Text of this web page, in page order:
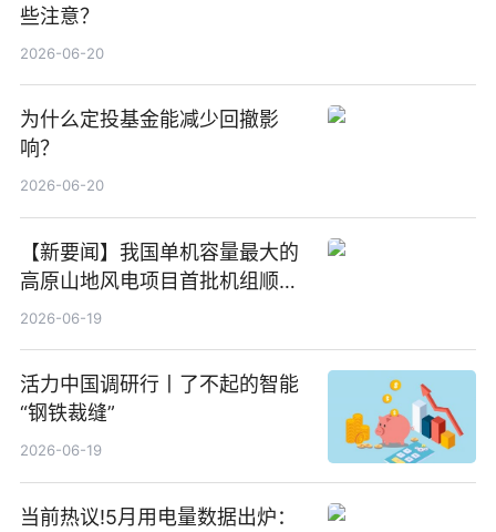
些注意？
2026-06-20
为什么定投基金能减少回撤影
响？
2026-06-20
【新要闻】我国单机容量最大的
高原山地风电项目首批机组顺利
并网发电
2026-06-19
活力中国调研行丨了不起的智能
“钢铁裁缝”
2026-06-19
当前热议!5月用电量数据出炉：